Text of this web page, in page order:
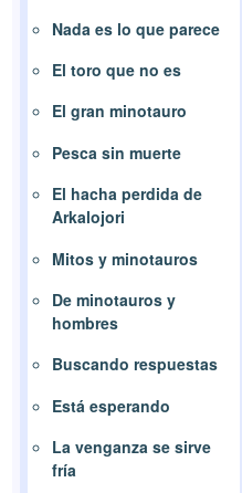
Nada es lo que parece
El toro que no es
El gran minotauro
Pesca sin muerte
El hacha perdida de
Arkalojori
Mitos y minotauros
De minotauros y
hombres
Buscando respuestas
Está esperando
La venganza se sirve
fría